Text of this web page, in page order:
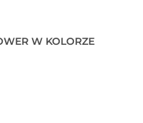
W KOLORZE